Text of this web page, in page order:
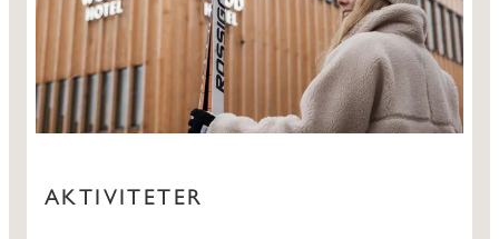
AKTIVITETER